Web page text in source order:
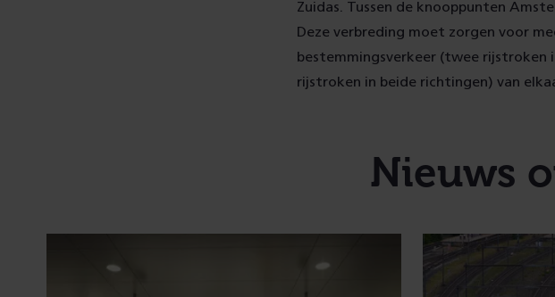
Zuidas. Tussen de knooppunten
Deze verbreding moet zorgen voor
bestemmingsverkeer (twee rijstroken
rijstroken in beide richtingen) van
Nieuws